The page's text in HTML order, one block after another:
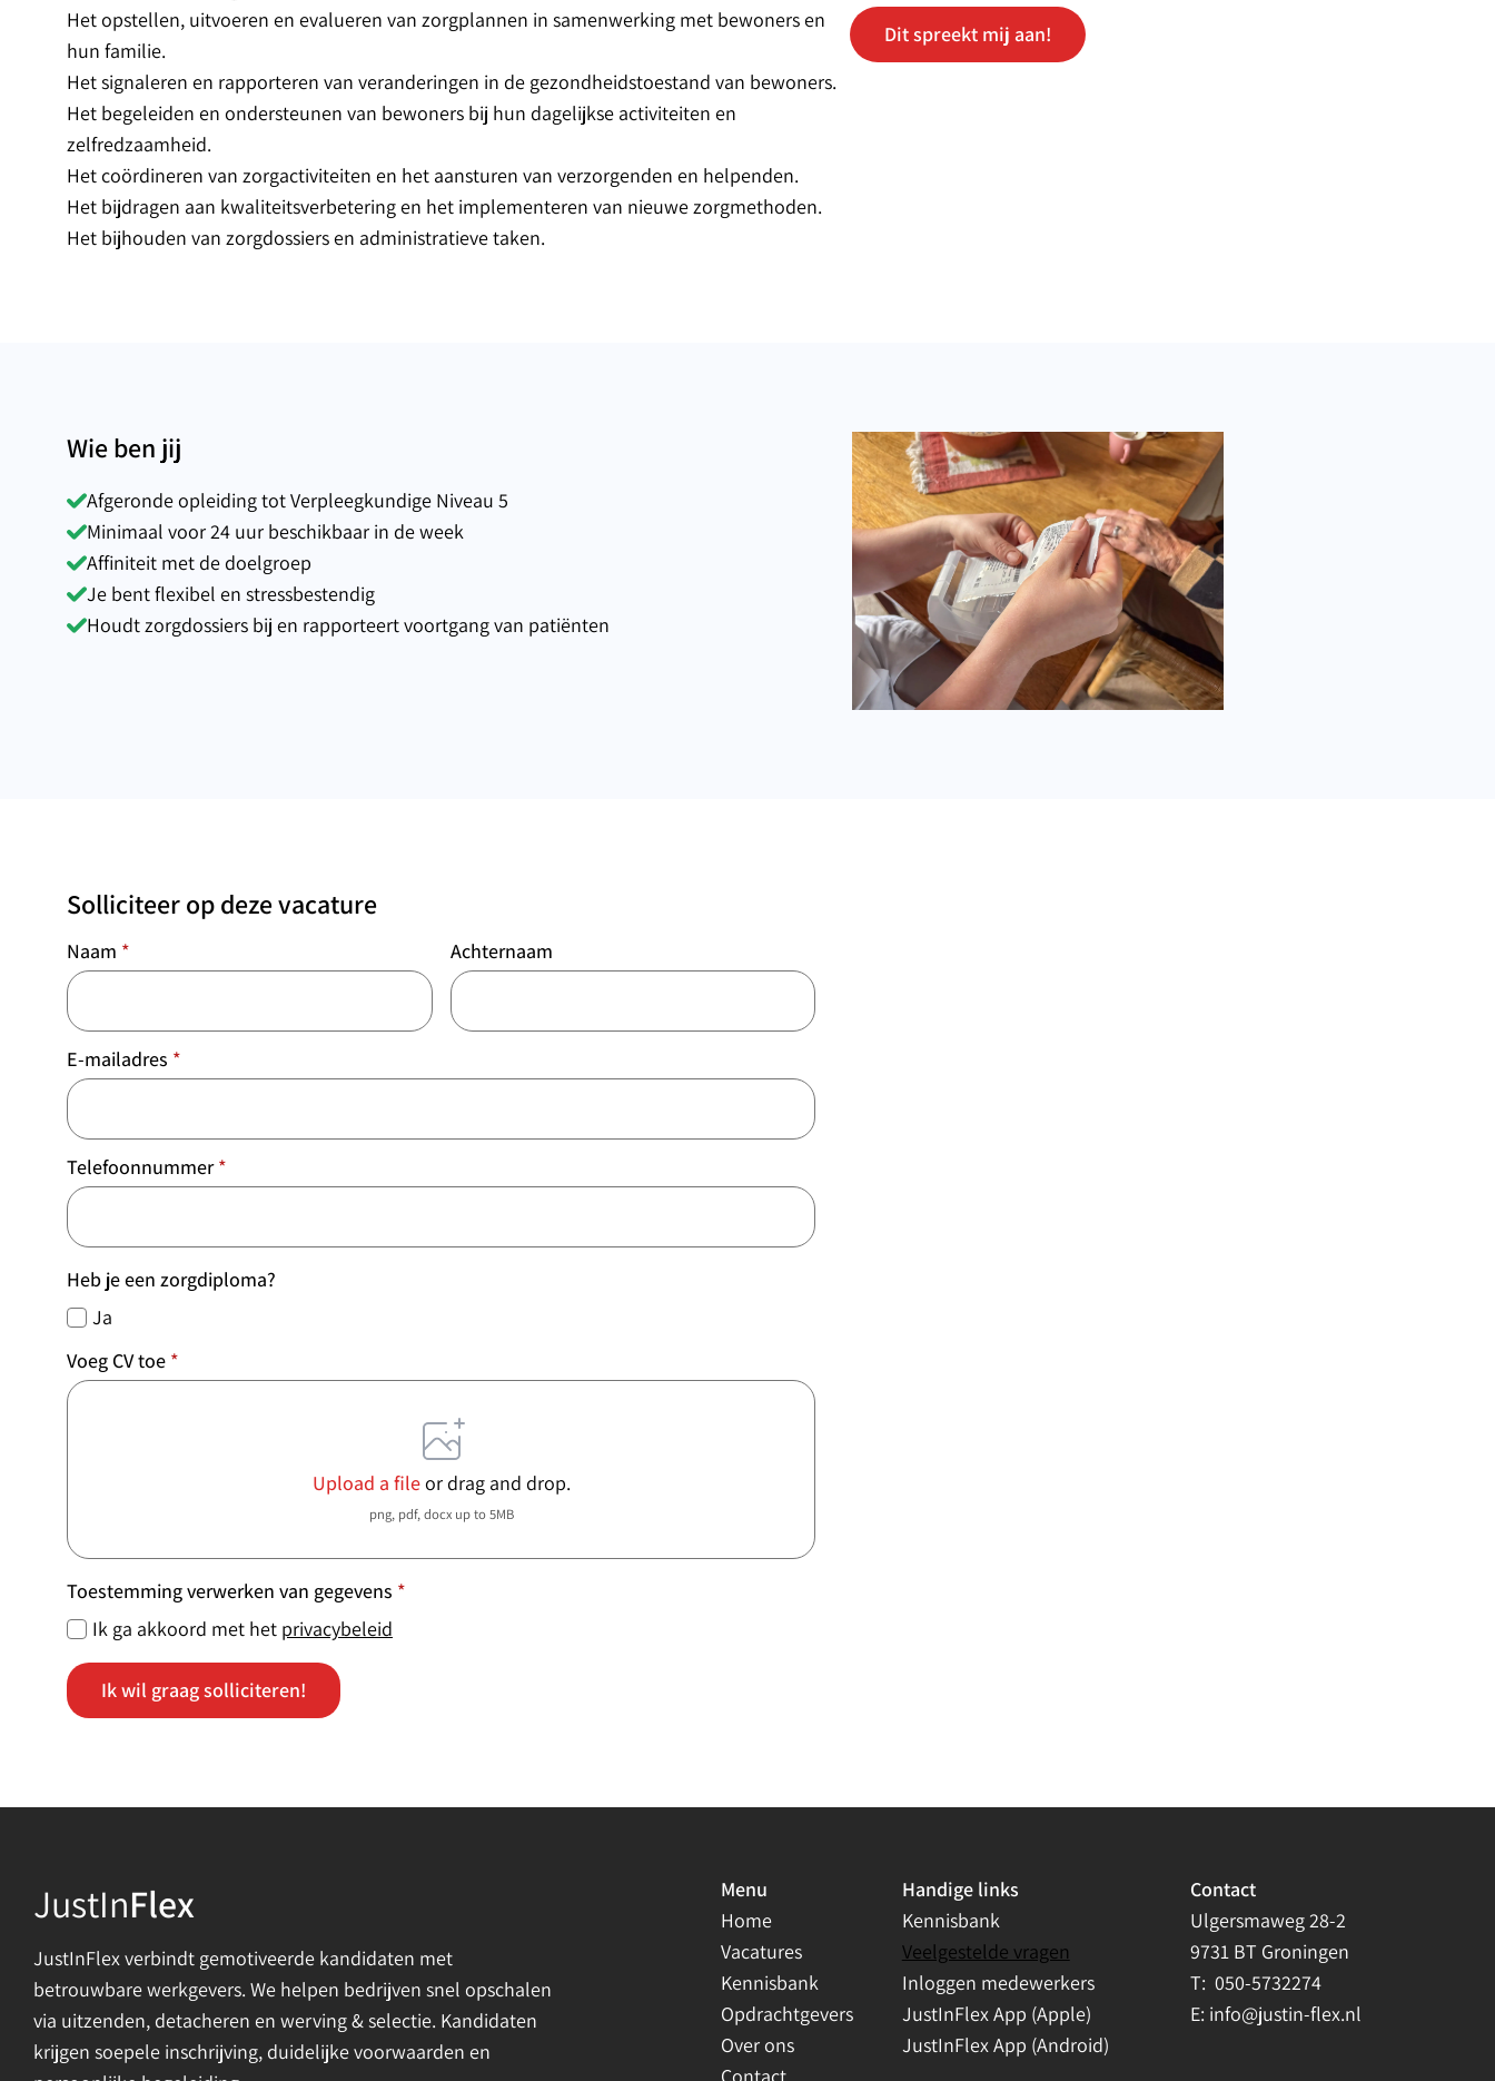
Het opstellen, uitvoeren en evalueren van zorgplannen in samenwerking met bewoners en
hun familie.
Het signaleren en rapporteren van veranderingen in de gezondheidstoestand van bewoners.
Het begeleiden en ondersteunen van bewoners bij hun dagelijkse activiteiten en
zelfredzaamheid.
Het coördineren van zorgactiviteiten en het aansturen van verzorgenden en helpenden.
Het bijdragen aan kwaliteitsverbetering en het implementeren van nieuwe zorgmethoden.
Het bijhouden van zorgdossiers en administratieve taken.
Dit spreekt mij aan!
Wie ben jij
Afgeronde opleiding tot Verpleegkundige Niveau 5
Minimaal voor 24 uur beschikbaar in de week
Affiniteit met de doelgroep
Je bent flexibel en stressbestendig
Houdt zorgdossiers bij en rapporteert voortgang van patiënten
Solliciteer op deze vacature
Naam * Achternaam
E-mailadres *
Telefoonnummer *
Heb je een zorgdiploma?
Ja
Voeg CV toe *
Upload a fileor drag and drop.
png, pdf, docx up to 5MB
Toestemming verwerken van gegevens *
Ik ga akkoord met het privacybeleid
Ik wil graag solliciteren!
JustInFlex
JustInFlex verbindt gemotiveerde kandidaten met
betrouwbare werkgevers. We helpen bedrijven snel opschalen
via uitzenden, detacheren en werving & selectie. Kandidaten
krijgen soepele inschrijving, duidelijke voorwaarden en
Menu
Home
Vacatures
Kennisbank
Opdrachtgevers
Over ons
Handige links
Kennisbank
Veelgestelde vragen
Inloggen medewerkers
JustInFlex App (Apple)
JustInFlex App (Android)
Contact
Ulgersmaweg 28-2
9731 BT Groningen
T: 050-5732274
E: info@justin-flex.nl